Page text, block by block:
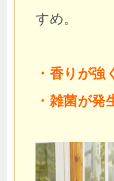
すめ。
・香りが強
・雑菌が発